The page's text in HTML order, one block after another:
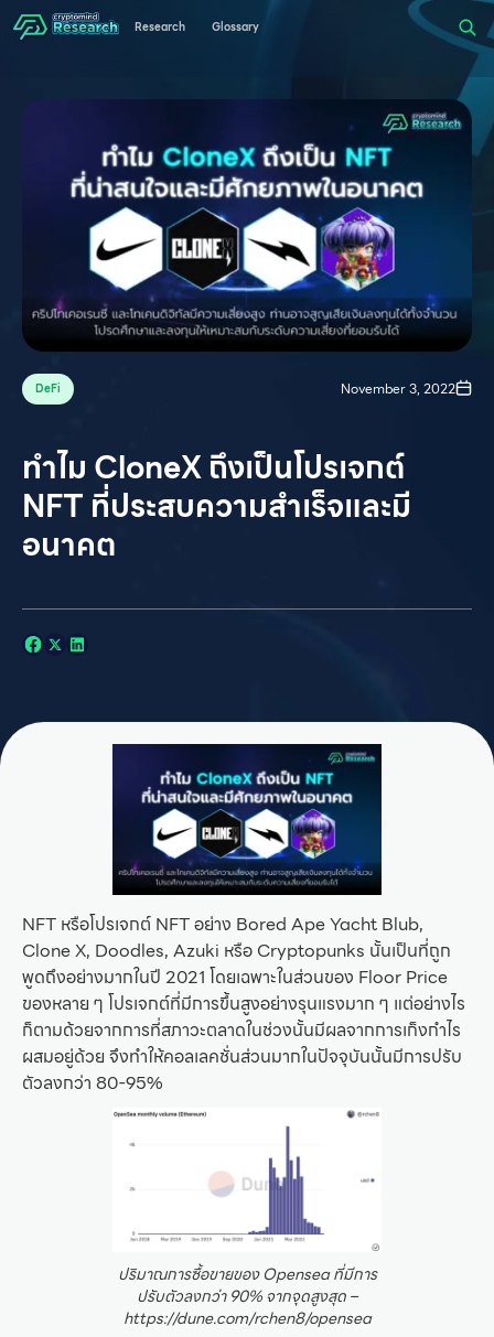
Research Glossary
DeFi November 3, 2022
ทำไม CloneX ถึงเป็นโปรเจกต์
NFT ที่ประสบความสำเร็จและมี
อนาคต
NFT หรือโปรเจกต์ NFT อย่าง Bored Ape Yacht Blub,
Clone X, Doodles, Azuki หรือ Cryptopunks นั้นเป็นที่ถูก
พูดถึงอย่างมากในปี 2021 โดยเฉพาะในส่วนของ Floor Price
ของหลาย ๆ โปรเจกต์ที่มีการขึ้นสูงอย่างรุนแรงมาก ๆ แต่อย่างไร
ก็ตามด้วยจากการที่สภาวะตลาดในช่วงนั้นมีผลจากการเก็งกำไร
ผสมอยู่ด้วย จึงทำให้คอลเลคชั่นส่วนมากในปัจจุบันนั้นมีการปรับ
ตัวลงกว่า 80-95%
ปริมาณการซื้อขายของ Opensea ที่มีการ
ปรับตัวลงกว่า 90% จากจุดสูงสุด –
https://dune.com/rchen8/opensea